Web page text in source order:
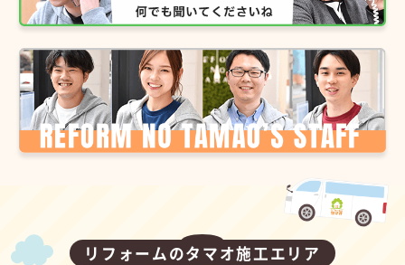
リフォームのタマオ施工エリア